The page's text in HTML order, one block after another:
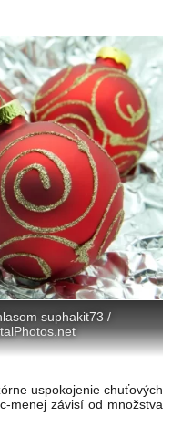
suphakit73 /
uspokojenie chuťových
menej závisí od množstva